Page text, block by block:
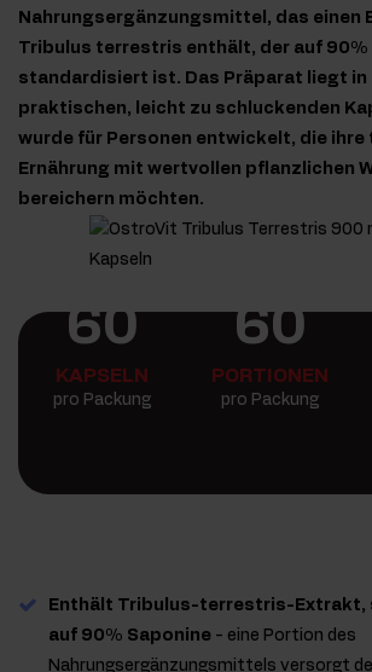
Nahrungsergänzungsmittel, das einen
Tribulus terrestris enthält, der auf 90%
standardisiert ist. Das Präparat liegt in
praktischen, leicht zu schluckenden
wurde für Personen entwickelt, die ihre
Ernährung mit wertvollen pflanzlichen
bereichern möchten.
60
KAPSELN
pro Packung
60
PORTIONEN
pro Packung
Enthält Tribulus-terrestris-Extrakt,
auf 90% Saponine - eine Portion des
Nahrungsergänzungsmittels versorgt